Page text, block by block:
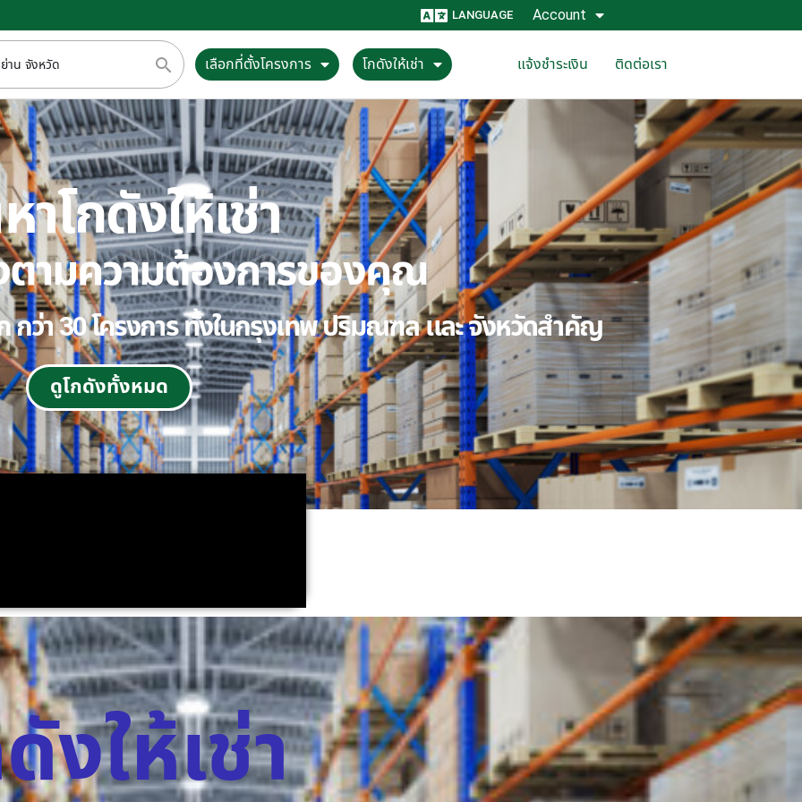
LANGUAGE Account
เลือกที่ตั้งโครงการ โกดังให้เช่า แจ้งชำระเงิน ติดต่อเรา
โกดังให้เช่า
ตามความต้องการของคุณ
กว่า 30 โครงการ ทั้งในกรุงเทพ ปริมณฑล และ จังหวัดสำคัญ
ดูโกดังทั้งหมด
งให้เช่า